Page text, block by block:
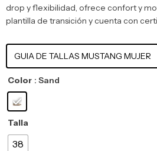
drop y flexibilidad, ofrece confort y
plantilla de transición y cuenta con
GUIA DE TALLAS MUSTANG MUJER
Color : Sand
Talla
38